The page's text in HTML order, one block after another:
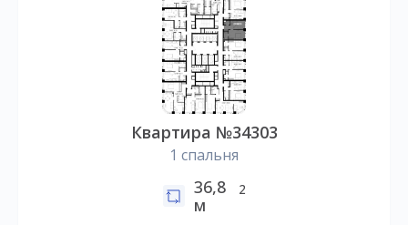
Квартира №34303
1 спальня
36,8
м
2